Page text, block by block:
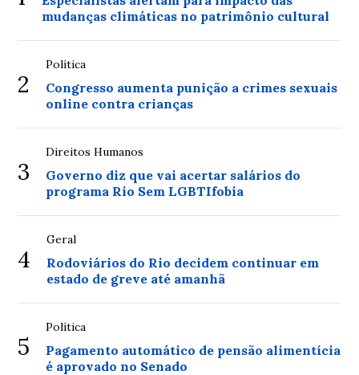
mudanças climáticas no patrimônio cultural
2
Política
Congresso aumenta punição a crimes sexuais
online contra crianças
3
Direitos Humanos
Governo diz que vai acertar salários do
programa Rio Sem LGBTIfobia
4
Geral
Rodoviários do Rio decidem continuar em
estado de greve até amanhã
5
Política
Pagamento automático de pensão alimentícia
é aprovado no Senado